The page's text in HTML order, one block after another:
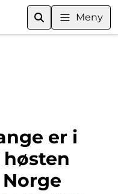
Meny
er i